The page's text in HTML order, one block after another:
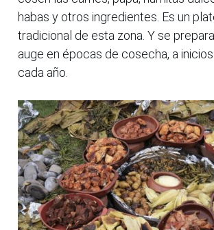
habas y otros ingredientes. Es un
tradicional de esta zona. Y se
auge en épocas de cosecha, a
cada año.